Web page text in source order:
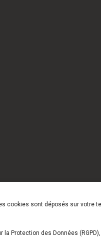
cookies sont déposés sur votre
la Protection des Données